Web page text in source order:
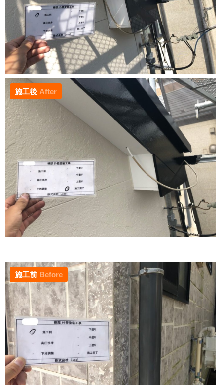
施工後 After
施工前 Before